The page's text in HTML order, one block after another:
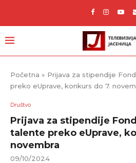
Početna » Prijava za stipendije
preko eUprave, konkurs do 7.
Društvo
Prijava za stipendije
talente preko eUprave,
novembra
09/10/2024